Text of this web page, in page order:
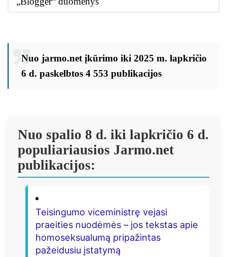
Nuo jarmo.net įkūrimo iki 2025 m. lapkričio
6 d. paskelbtos 4 553 publikacijos
Nuo spalio 8 d. iki lapkričio 6 d.
populiariausios Jarmo.net
publikacijos:
Teisingumo viceministrę vejasi
praeities nuodėmės – jos tekstas apie
homoseksualumą pripažintas
pažeidusiu įstatymą